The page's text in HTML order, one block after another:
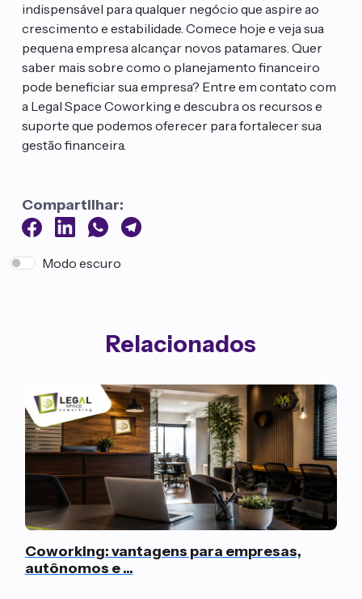
indispensável para qualquer negócio que aspire ao
crescimento e estabilidade. Comece hoje e veja sua
pequena empresa alcançar novos patamares. Quer
saber mais sobre como o planejamento financeiro
pode beneficiar sua empresa? Entre em contato com
a Legal Space Coworking e descubra os recursos e
suporte que podemos oferecer para fortalecer sua
gestão financeira.
Compartilhar:
Modo escuro
Relacionados
Coworking: vantagens para empresas,
autônomos e ...